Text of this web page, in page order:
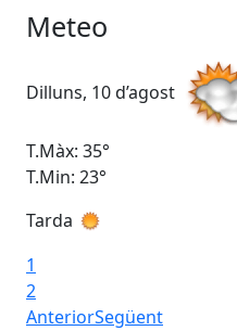
Meteo
Dilluns, 10 d’agost
T.Màx: 35°
T.Min: 23°
Tarda
1
2
AnteriorSegüent